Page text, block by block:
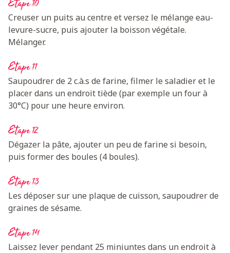
Etape 10
Creuser un puits au centre et versez le mélange eau-
levure-sucre, puis ajouter la boisson végétale.
Mélanger.
Etape 11
Saupoudrer de 2 c.à.s de farine, filmer le saladier et le
placer dans un endroit tiède (par exemple un four à
30°C) pour une heure environ.
Etape 12
Dégazer la pâte, ajouter un peu de farine si besoin,
puis former des boules (4 boules).
Etape 13
Les déposer sur une plaque de cuisson, saupoudrer de
graines de sésame.
Etape 14
Laissez lever pendant 25 miniuntes dans un endroit à